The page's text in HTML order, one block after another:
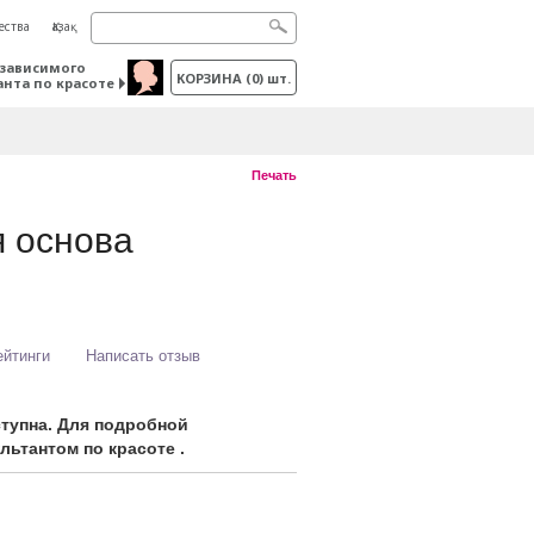
Қазақ
по красоте
КОРЗИНА (0) шт.
Печать
Написать отзыв
Для подробной
по красоте .